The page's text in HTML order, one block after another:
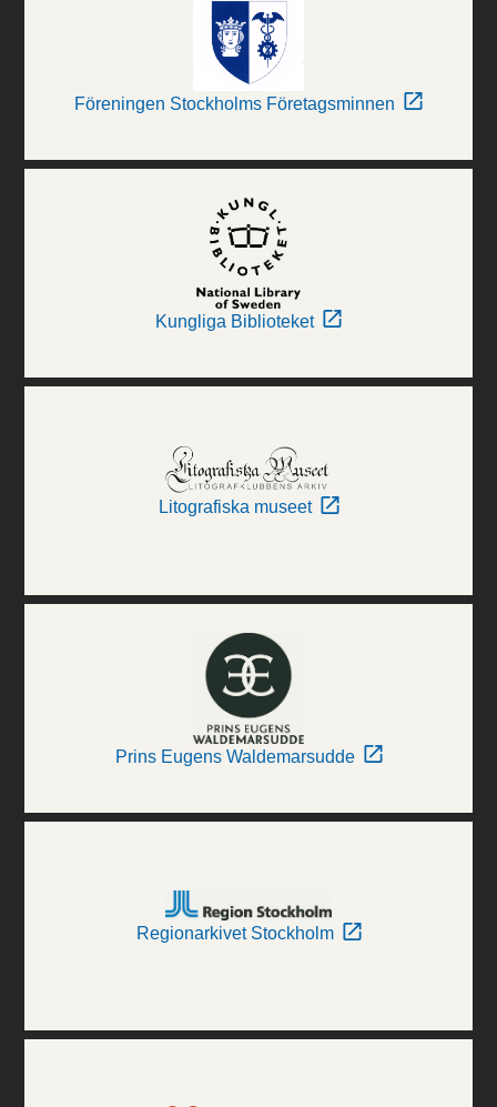
Föreningen Stockholms Företagsminnen
Kungliga Biblioteket
Litografiska museet
Prins Eugens Waldemarsudde
Regionarkivet Stockholm